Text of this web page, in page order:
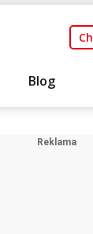
Blog